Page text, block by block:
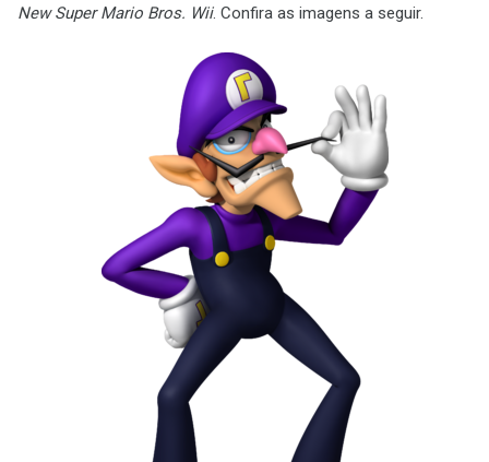
New Super Mario Bros. Wii. Confira as imagens a seguir.